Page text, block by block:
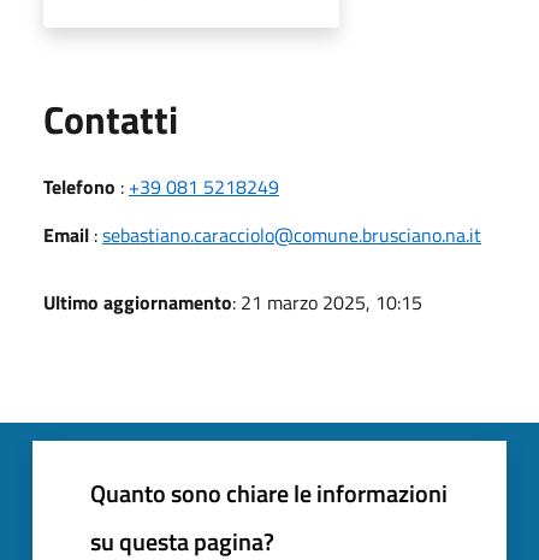
Contatti
Telefono : +39 081 5218249
Email :sebastiano.caracciolo@comune.brusciano.na.it
Ultimo aggiornamento: 21 marzo 2025, 10:15
Quanto sono chiare le informazioni
su questa pagina?